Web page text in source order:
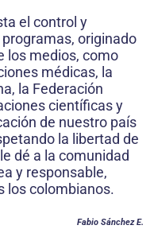
el control y
originado
los medios, como
médicas, la
la Federación
científicas y
de nuestro país
la libertad de
dé a la comunidad
y responsable,
los colombianos.
Fabio Sánchez E.